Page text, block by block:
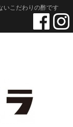
いこだわりの酢です